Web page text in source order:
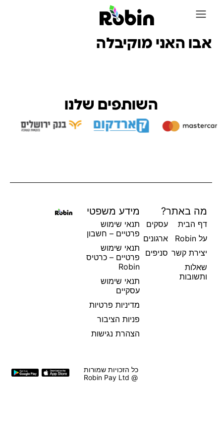
אבו האני מוקיבלה
השותפים שלנו
מה באתר?
דף הבית
על Robin
יצירת קשר
שאלות
ותשובות
עסקים
ארגונים
סניפים
מידע משפטי
תנאי שימוש
פרטיים – חשבון
תנאי שימוש
פרטיים – כרטיס
Robin
תנאי שימוש
עסקיים
מדיניות פרטיות
פניות הציבור
הצהרת נגישות
כל הזכויות שמורות
@ Robin Pay Ltd